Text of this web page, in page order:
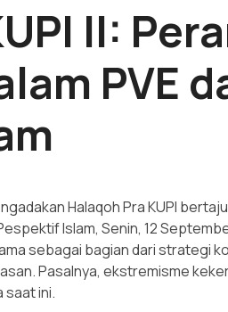
II:
PVE
Halaqoh Pra KUPI
Islam, Senin, 12
sebagai bagian dari strategi
Pasalnya, ekstremisme
saat ini.